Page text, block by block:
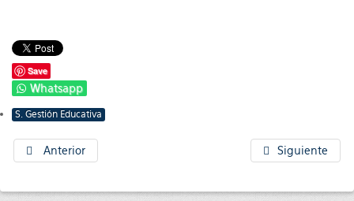
Save
Whatsapp
S. Gestión Educativa
Anterior Siguiente